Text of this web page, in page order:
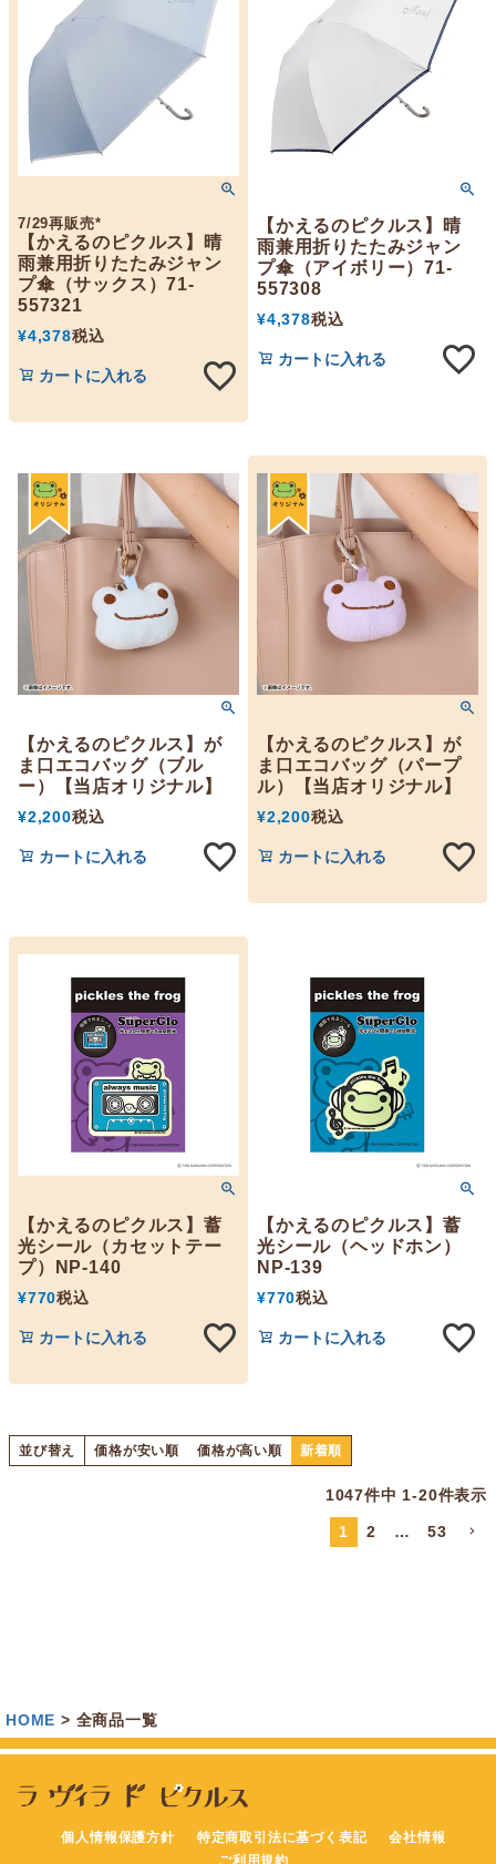
7/29再販売*
【かえるのピクルス】晴
雨兼用折りたたみジャン
プ傘（サックス）71-
557321
¥4,378税込
カートに入れる
【かえるのピクルス】晴
雨兼用折りたたみジャン
プ傘（アイボリー）71-
557308
¥4,378税込
カートに入れる
【かえるのピクルス】が
ま口エコバッグ（ブル
ー）【当店オリジナル】
¥2,200税込
カートに入れる
【かえるのピクルス】が
ま口エコバッグ（パープ
ル）【当店オリジナル】
¥2,200税込
カートに入れる
【かえるのピクルス】蓄
光シール（カセットテー
プ）NP-140
¥770税込
カートに入れる
【かえるのピクルス】蓄
光シール（ヘッドホン）
NP-139
¥770税込
カートに入れる
並び替え 価格が安い順 価格が高い順 新着順
1047件中 1-20件表示
1 2 … 53
HOME 全商品一覧
個人情報保護方針 特定商取引法に基づく表記
会社情報
ご利用規約